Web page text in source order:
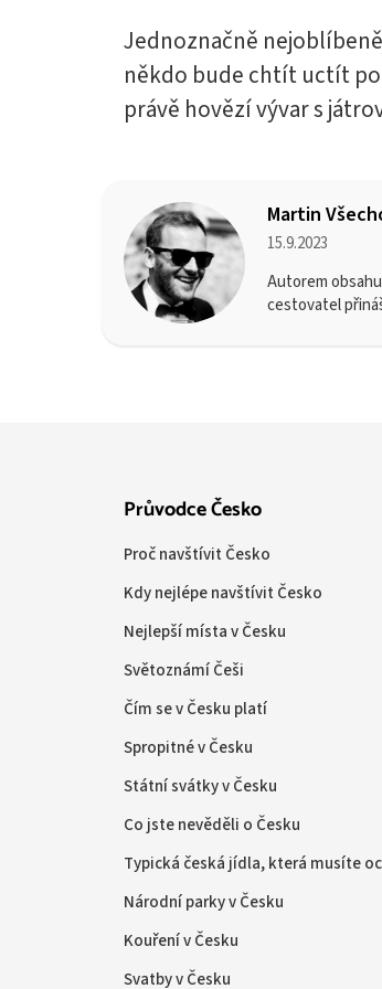
Jednoznačně
někdo bude chtít uctít
právě hovězí vývar s
Martin
15.9.2023
Autorem
cestovatel
Průvodce Česko
Proč navštívit Česko
Kdy nejlépe navštívit Česko
Nejlepší místa v Česku
Světoznámí Češi
Čím se v Česku platí
Spropitné v Česku
Státní svátky v Česku
Co jste nevěděli o Česku
Typická česká jídla, která musíte
Národní parky v Česku
Kouření v Česku
Svatby v Česku